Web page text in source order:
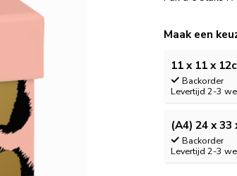
Maak een
11 x 11 x
Backorder
Levertijd 2-3
(A4) 24 x
Backorder
Levertijd 2-3